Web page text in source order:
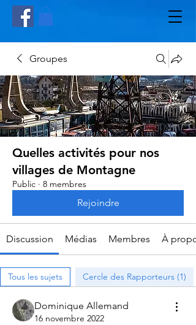
Groupes
Quelles activités pour nos
villages de Montagne
Public · 8 membres
Rejoindre
Discussion Médias Membres À
Tous les sujets Cercle des Rapporteurs (1)
Dominique Allemand
16 novembre 2022